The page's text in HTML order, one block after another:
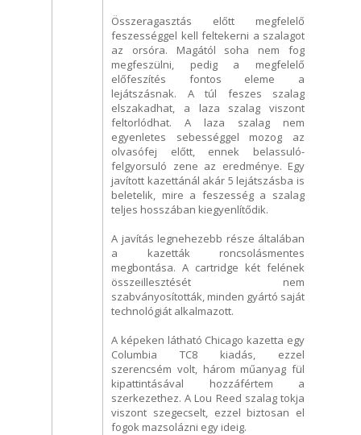
Összeragasztás előtt megfelelő
feszességgel kell feltekerni a szalagot
az orsóra. Magától soha nem fog
megfeszülni, pedig a megfelelő
előfeszítés fontos eleme a
lejátszásnak. A túl feszes szalag
elszakadhat, a laza szalag viszont
feltorlódhat. A laza szalag nem
egyenletes sebességgel mozog az
olvasófej előtt, ennek belassuló-
felgyorsuló zene az eredménye. Egy
javított kazettánál akár 5 lejátszásba is
beletelik, mire a feszesség a szalag
teljes hosszában kiegyenlítődik.
A javítás legnehezebb része általában
a kazetták roncsolásmentes
megbontása. A cartridge két felének
összeillesztését nem
szabványosították, minden gyártó saját
technológiát alkalmazott.
A képeken látható Chicago kazetta egy
Columbia TC8 kiadás, ezzel
szerencsém volt, három műanyag fül
kipattintásával hozzáfértem a
szerkezethez. A Lou Reed szalag tokja
viszont szegecselt, ezzel biztosan el
fogok mazsolázni egy ideig.